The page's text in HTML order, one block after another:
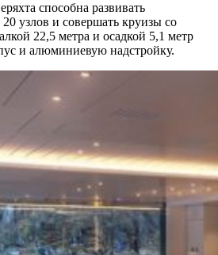
способна развивать
узлов и совершать круизы со
22,5 метра и осадкой 5,1 метр
и алюминиевую надстройку.